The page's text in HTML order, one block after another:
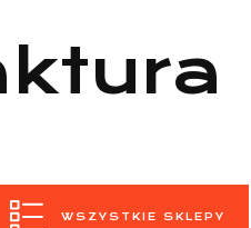
WSZYSTKIE SKLEPY